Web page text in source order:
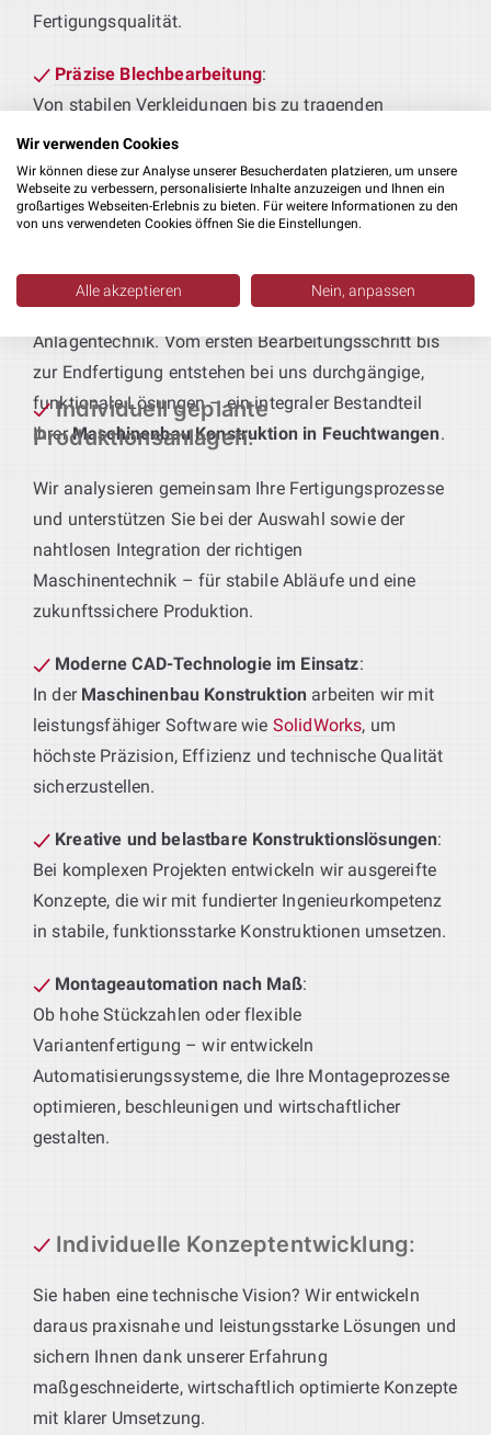
Fertigungsqualität.
Präzise Blechbearbeitung:
Von stabilen Verkleidungen bis zu tragenden
Rahmen – wir konstruieren Blechbauteile, die
passgenau an Ihre Fertigungsabläufe und
Qualitätsstandards angepasst sind.
Produktionsanlagen:
Sie geben das Produkt vor – wir liefern die passende
Anlagentechnik. Vom ersten Bearbeitungsschritt bis
zur Endfertigung entstehen bei uns durchgängige,
funktionale Lösungen – ein integraler Bestandteil
IhrerMaschinenbau Konstruktion in Feuchtwangen.
Individuell geplante
Produktionsanlagen:
Wir analysieren gemeinsam Ihre Fertigungsprozesse
und unterstützen Sie bei der Auswahl sowie der
nahtlosen Integration der richtigen
Maschinentechnik – für stabile Abläufe und eine
zukunftssichere Produktion.
Moderne CAD-Technologie im Einsatz:
In der Maschinenbau Konstruktion arbeiten wir mit
leistungsfähiger Software wie SolidWorks, um
höchste Präzision, Effizienz und technische Qualität
sicherzustellen.
Kreative und belastbare Konstruktionslösungen:
Bei komplexen Projekten entwickeln wir ausgereifte
Konzepte, die wir mit fundierter Ingenieurkompetenz
in stabile, funktionsstarke Konstruktionen umsetzen.
Montageautomation nach Maß:
Ob hohe Stückzahlen oder flexible
Variantenfertigung – wir entwickeln
Automatisierungssysteme, die Ihre Montageprozesse
optimieren, beschleunigen und wirtschaftlicher
gestalten.
Individuelle Konzeptentwicklung:
Sie haben eine technische Vision? Wir entwickeln
daraus praxisnahe und leistungsstarke Lösungen und
sichern Ihnen dank unserer Erfahrung
maßgeschneiderte, wirtschaftlich optimierte Konzepte
mit klarer Umsetzung.
Wir verwenden Cookies
Wir können diese zur Analyse unserer Besucherdaten platzieren, um unsere
Webseite zu verbessern, personalisierte Inhalte anzuzeigen und Ihnen ein
großartiges Webseiten-Erlebnis zu bieten. Für weitere Informationen zu den
von uns verwendeten Cookies öffnen Sie die Einstellungen.
Alle akzeptieren Nein, anpassen